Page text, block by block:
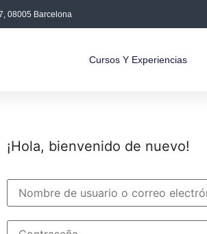
08005 Barcelona
Cursos Y Experiencias
¡Hola, bienvenido de nuevo!